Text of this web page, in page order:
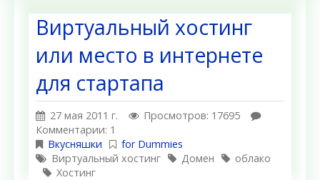
Виртуальный хостинг
или место в интернете
для стартапа
27 мая 2011 г.
Просмотров: 17695
Комментарии: 1
Вкусняшки
for Dummies
Виртуальный хостинг
Домен
облако
Хостинг